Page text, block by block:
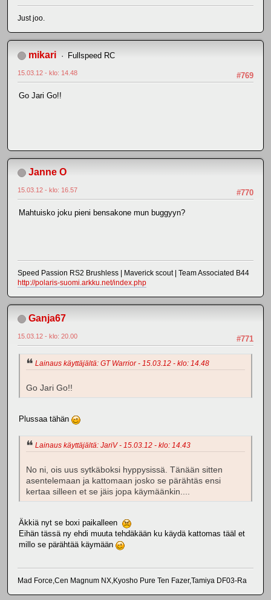
Just joo.
mikari Fullspeed RC
#769
15.03.12 - klo: 14.48
Go Jari Go!!
Janne O
#770
15.03.12 - klo: 16.57
Mahtuisko joku pieni bensakone mun buggyyn?
Speed Passion RS2 Brushless | Maverick scout | Team Associated B44
http://polaris-suomi.arkku.net/index.php
Ganja67
#771
15.03.12 - klo: 20.00
Lainaus käyttäjältä: GT Warrior - 15.03.12 - klo: 14.48
Go Jari Go!!
Plussaa tähän
Lainaus käyttäjältä: JariV - 15.03.12 - klo: 14.43
No ni, ois uus sytkäboksi hyppysissä. Tänään sitten
asentelemaan ja kattomaan josko se pärähtäs ensi
kertaa silleen et se jäis jopa käymäänkin....
Äkkiä nyt se boxi paikalleen
Eihän tässä ny ehdi muuta tehdäkään ku käydä kattomas tääl et
millo se pärähtää käymään
Mad Force,Cen Magnum NX,Kyosho Pure Ten Fazer,Tamiya DF03-Ra